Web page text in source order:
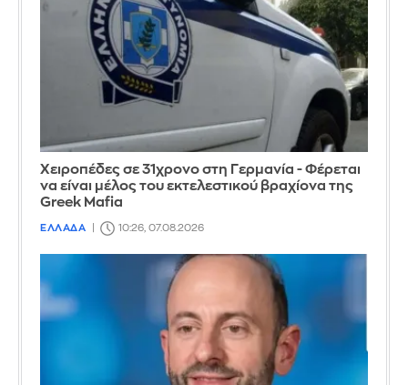
Χειροπέδες σε 31χρονο στη Γερμανία - Φέρεται
να είναι μέλος του εκτελεστικού βραχίονα της
Greek Mafia
ΕΛΛΑΔΑ 10:26, 07.08.2026